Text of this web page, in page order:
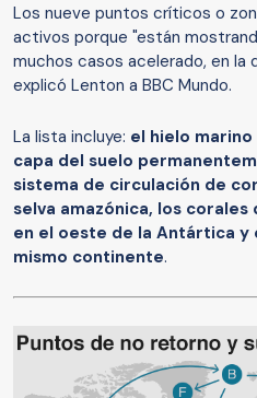
Los nueve puntos críticos o
activos porque "están
muchos casos acelerado, en la
explicó Lenton a BBC Mundo.
La lista incluye: el hielo marino
capa del suelo
sistema de circulación de
selva amazónica, los corales
en el oeste de la Antártica
mismo continente.